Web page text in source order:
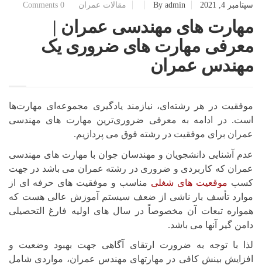
سپتامبر 4, 2021 By admin مقالات عمران 0 Comments
مهارت های مهندسی عمران |
معرفی مهارت های ضروری یک
مهندس عمران
موفقیت در هر رشته‌ای، نیازمند یادگیری مجموعه‌ای مهارت‌ها
است. در ادامه به معرفی ضروری‌ترین مهارت های مهندسی
عمران برای موفقیت در رشته فوق می پردازیم.
عدم آشنایی دانشجویان و مهندسان جوان با مهارت های مهندسی
عمران که کاربردی و ضروری در رشته عمران می باشد در جهت
کسب موقعیت های شغلی مناسب و موفقیت های حرفه ای از
موارد تأسف بار ناشی از ضعف سیستم آموزش عالی هست که
همواره تبعات آن مخصوصاً در سال های اولیه فارغ التحصیلی
دامن گیر آنها می باشد.
لذا با توجه به ضرورت ارتقای آگاهی جهت بهبود وضعیت و
افزایش بینش کافی در مهارتهای مهندس عمران، مواردی شامل